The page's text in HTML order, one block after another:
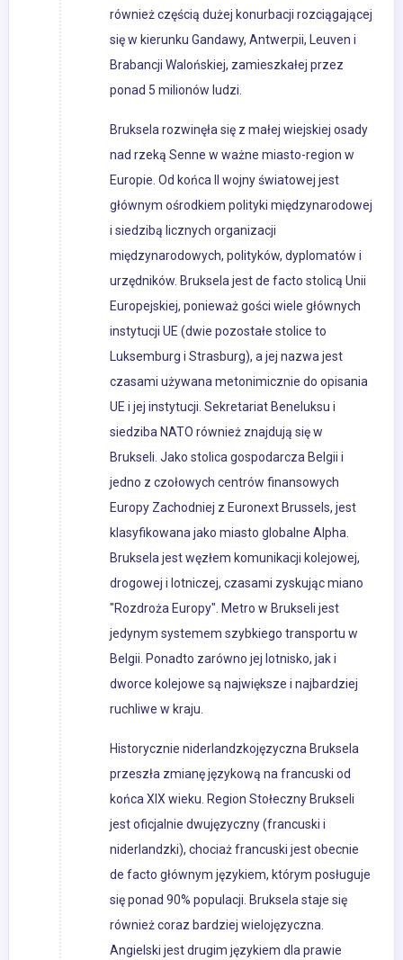
również częścią dużej konurbacji rozciągającej
się w kierunku Gandawy, Antwerpii, Leuven i
Brabancji Walońskiej, zamieszkałej przez
ponad 5 milionów ludzi.
Bruksela rozwinęła się z małej wiejskiej osady
nad rzeką Senne w ważne miasto-region w
Europie. Od końca II wojny światowej jest
głównym ośrodkiem polityki międzynarodowej
i siedzibą licznych organizacji
międzynarodowych, polityków, dyplomatów i
urzędników. Bruksela jest de facto stolicą Unii
Europejskiej, ponieważ gości wiele głównych
instytucji UE (dwie pozostałe stolice to
Luksemburg i Strasburg), a jej nazwa jest
czasami używana metonimicznie do opisania
UE i jej instytucji. Sekretariat Beneluksu i
siedziba NATO również znajdują się w
Brukseli. Jako stolica gospodarcza Belgii i
jedno z czołowych centrów finansowych
Europy Zachodniej z Euronext Brussels, jest
klasyfikowana jako miasto globalne Alpha.
Bruksela jest węzłem komunikacji kolejowej,
drogowej i lotniczej, czasami zyskując miano
"Rozdroża Europy". Metro w Brukseli jest
jedynym systemem szybkiego transportu w
Belgii. Ponadto zarówno jej lotnisko, jak i
dworce kolejowe są największe i najbardziej
ruchliwe w kraju.
Historycznie niderlandzkojęzyczna Bruksela
przeszła zmianę językową na francuski od
końca XIX wieku. Region Stołeczny Brukseli
jest oficjalnie dwujęzyczny (francuski i
niderlandzki), chociaż francuski jest obecnie
de facto głównym językiem, którym posługuje
się ponad 90% populacji. Bruksela staje się
również coraz bardziej wielojęzyczna.
Angielski jest drugim językiem dla prawie